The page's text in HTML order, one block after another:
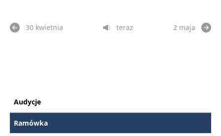
30 kwietnia teraz 2 maja
Audycje
Ramówka